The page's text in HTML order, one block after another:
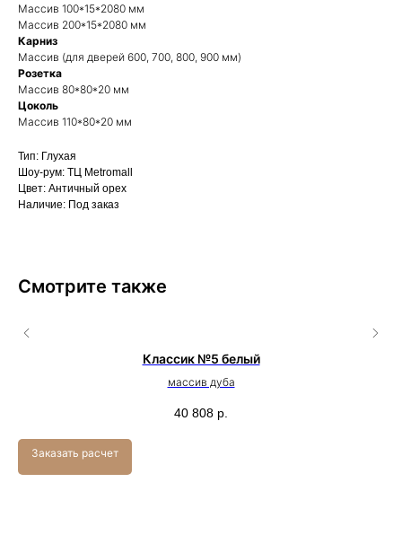
Массив 100*15*2080 мм
Массив 200*15*2080 мм
Карниз
Массив (для дверей 600, 700, 800, 900 мм)
Розетка
Массив 80*80*20 мм
Цоколь
Массив 110*80*20 мм
Тип: Глухая
Шоу-рум: ТЦ Metromall
Цвет: Античный орех
Наличие: Под заказ
Смотрите также
Классик №5 белый
массив дуба
40 808 р.